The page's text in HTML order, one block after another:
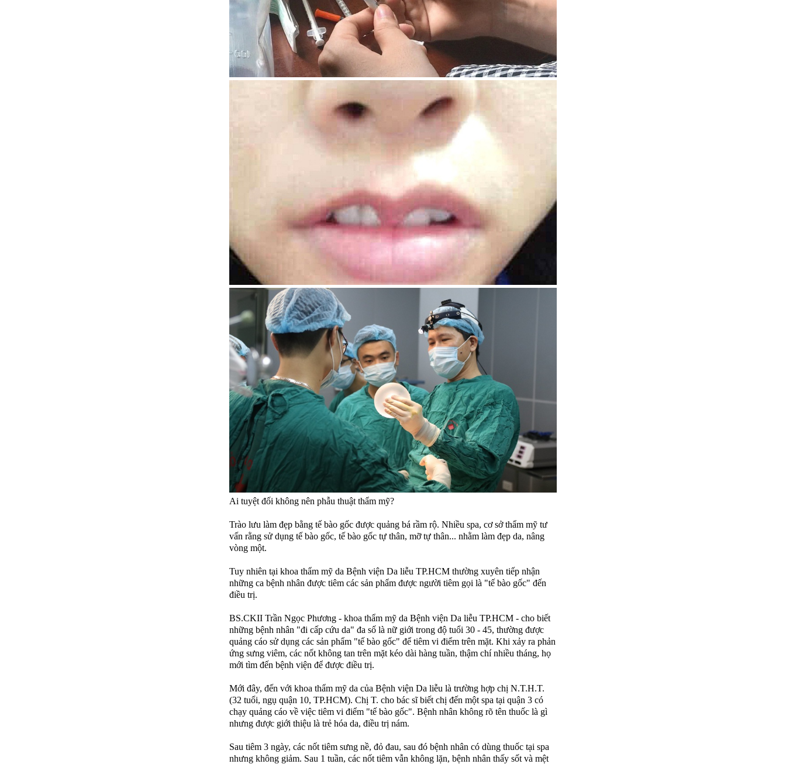
Ai tuyệt đối không nên phẫu thuật thẩm mỹ?
Trào lưu làm đẹp bằng tế bào gốc được quảng bá rầm rộ. Nhiều spa, cơ sở thẩm mỹ tư
vấn rằng sử dụng tế bào gốc, tế bào gốc tự thân, mỡ tự thân... nhằm làm đẹp da, nâng
vòng một.
Tuy nhiên tại khoa thẩm mỹ da Bệnh viện Da liễu TP.HCM thường xuyên tiếp nhận
những ca bệnh nhân được tiêm các sản phẩm được người tiêm gọi là "tế bào gốc" đến
điều trị.
BS.CKII Trần Ngọc Phương - khoa thẩm mỹ da Bệnh viện Da liễu TP.HCM - cho biết
những bệnh nhân "đi cấp cứu da" đa số là nữ giới trong độ tuổi 30 - 45, thường được
quảng cáo sử dụng các sản phẩm "tế bào gốc" để tiêm vi điểm trên mặt. Khi xảy ra phản
ứng sưng viêm, các nốt không tan trên mặt kéo dài hàng tuần, thậm chí nhiều tháng, họ
mới tìm đến bệnh viện để được điều trị.
Mới đây, đến với khoa thẩm mỹ da của Bệnh viện Da liễu là trường hợp chị N.T.H.T.
(32 tuổi, ngụ quận 10, TP.HCM). Chị T. cho bác sĩ biết chị đến một spa tại quận 3 có
chạy quảng cáo về việc tiêm vi điểm "tế bào gốc". Bệnh nhân không rõ tên thuốc là gì
nhưng được giới thiệu là trẻ hóa da, điều trị nám.
Sau tiêm 3 ngày, các nốt tiêm sưng nề, đỏ đau, sau đó bệnh nhân có dùng thuốc tại spa
nhưng không giảm. Sau 1 tuần, các nốt tiêm vẫn không lặn, bệnh nhân thấy sốt và mệt